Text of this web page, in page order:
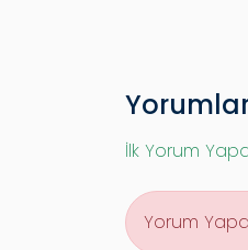
İlk Yorum
Yorum